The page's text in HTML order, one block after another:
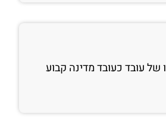
עובד כעובד מדינה קבוע